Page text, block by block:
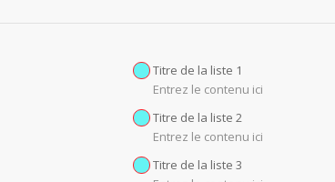
Titre de la liste 1
Entrez le contenu ici
Titre de la liste 2
Entrez le contenu ici
Titre de la liste 3